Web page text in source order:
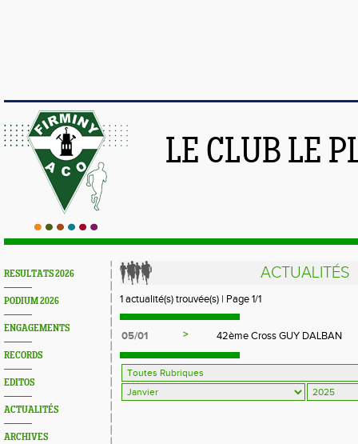
LE CLUB LE
RESULTATS 2026
PODIUM 2026
ENGAGEMENTS
RECORDS
EDITOS
ACTUALITÉS
ARCHIVES
ACTUALITÉS
1 actualité(s) trouvée(s) | Page 1/1
05/01 > 42ème Cross GUY DALBAN